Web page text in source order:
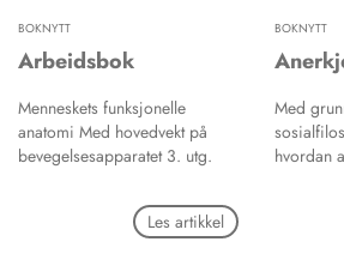
BOKNYTT
Arbeidsbok
Menneskets funksjonelle
anatomi Med hovedvekt på
bevegelsesapparatet 3. utg.
Les artikkel
BOKNYTT
Med
hvordan
tar
og den